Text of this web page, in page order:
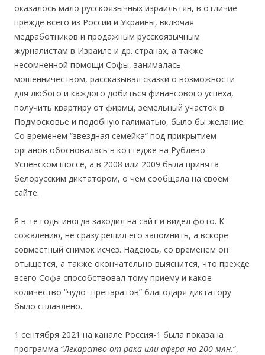
оказалось мало русскоязычных израильтян, в отличие
прежде всего из России и Украины, включая
медработников и продажным русскоязычным
журналистам в Израиле и др. странах, а также
несомненной помощи Софы, занималась
мошенничеством, рассказывая сказки о возможности
для любого и каждого добиться финансового успеха,
получить квартиру от фирмы, земельный участок в
Подмосковье и подобную галиматью, было бы желание.
Со временем “звездная семейка” под прикрытием
органов обосновалась в коттедже на Рублево-
Успенском шоссе, а в 2008 или 2009 была принята
белорусским диктатором, о чем сообщала на своем
сайте.
Я в те годы иногда заходил на сайт и видел фото. К
сожалению, не сразу решил его запомнить, а вскоре
совместный снимок исчез. Надеюсь, со временем он
отыщется, а также окончательно выяснится, что прежде
всего Софа способствовал тому приему и какое
количество “чудо- препаратов” благодаря диктатору
было сплавлено.
1 сентября 2021 на канале Россия-1 была показана
программа “Лекарство от рака или афера на 200 млн.“,